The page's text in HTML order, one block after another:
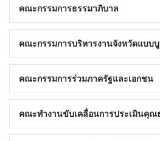
คณะกรรมการธรรมาภิบาล
คณะกรรมการบริหารงานจังหวัดแบบ
คณะกรรมการร่วมภาครัฐและเอกชน
คณะทำงานขับเคลื่อนการประเมินคุณ